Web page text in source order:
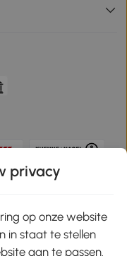
korting!
privacy
op onze website
in staat te stellen
aan te passen.